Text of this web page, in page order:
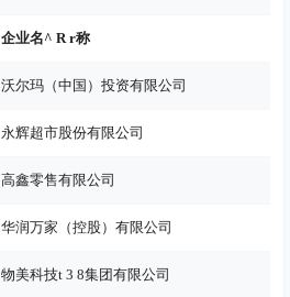
企业名^ R r称
沃尔玛（中国）投资有限公司
永辉超市股份有限公司
高鑫零售有限公司
华润万家（控股）有限公司
物美科技t 3 8集团有限公司